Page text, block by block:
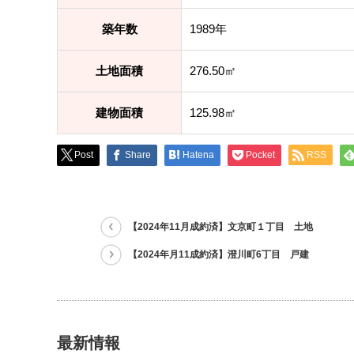
築年数 1989年
土地面積 276.50㎡
建物面積 125.98㎡
Post Share Hatena Pocket RSS
【2024年11月成約済】文京町１丁目 土地
【2024年月11成約済】澄川町6丁目 戸建
最新情報